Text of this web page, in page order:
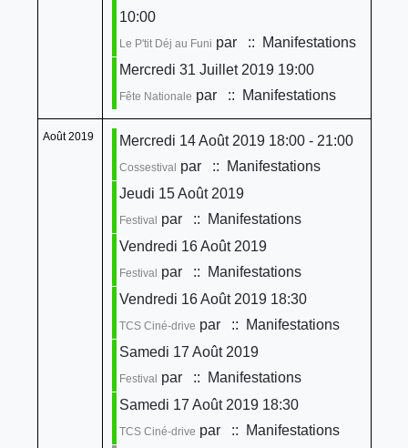
10:00
Le P'tit Déj au Funi par
:: Manifestations
Mercredi 31 Juillet 2019 19:00
Fête Nationale par :: Manifestations
Août 2019 Mercredi 14 Août 2019 18:00 - 21:00
Cossestival par
:: Manifestations
Jeudi 15 Août 2019
Festival par
:: Manifestations
Vendredi 16 Août 2019
Festival par
:: Manifestations
Vendredi 16 Août 2019 18:30
TCS Ciné-drive par
:: Manifestations
Samedi 17 Août 2019
Festival par
:: Manifestations
Samedi 17 Août 2019 18:30
TCS Ciné-drive par
:: Manifestations